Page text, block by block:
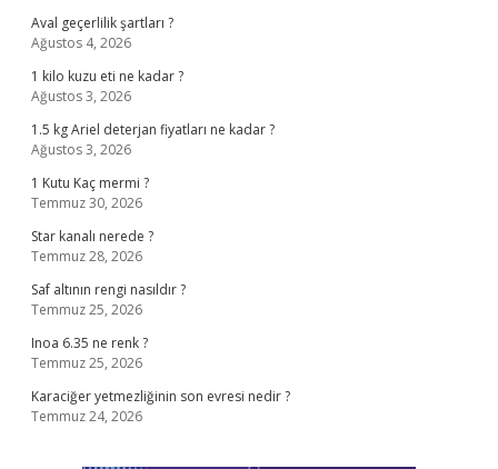
Aval geçerlilik şartları ?
Ağustos 4, 2026
1 kilo kuzu eti ne kadar ?
Ağustos 3, 2026
1.5 kg Ariel deterjan fiyatları ne kadar ?
Ağustos 3, 2026
1 Kutu Kaç mermi ?
Temmuz 30, 2026
Star kanalı nerede ?
Temmuz 28, 2026
Saf altının rengi nasıldır ?
Temmuz 25, 2026
Inoa 6.35 ne renk ?
Temmuz 25, 2026
Karaciğer yetmezliğinin son evresi nedir ?
Temmuz 24, 2026